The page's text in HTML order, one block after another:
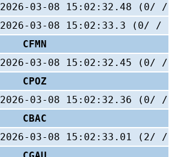
2026-03-08 15:02:32.48 (0/
2026-03-08 15:02:33.3 (0/ /
CFMN
2026-03-08 15:02:32.45 (0/
CPOZ
2026-03-08 15:02:32.36 (0/
CBAC
2026-03-08 15:02:33.01 (2/